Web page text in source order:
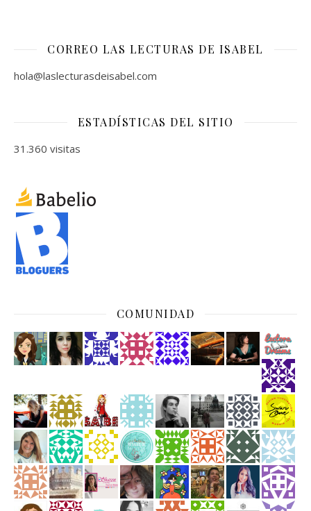
CORREO LAS LECTURAS DE ISABEL
hola@laslecturasdeisabel.com
ESTADÍSTICAS DEL SITIO
31.360 visitas
COMUNIDAD